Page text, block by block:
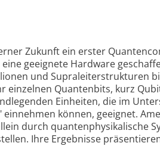
Zukunft ein erster
geeignete Hardware
und Supraleiterstrukturen
einzelnen Quantenbits, kurz
Einheiten, die im
können, geeignet.
durch quantenphysikalische
Ihre Ergebnisse